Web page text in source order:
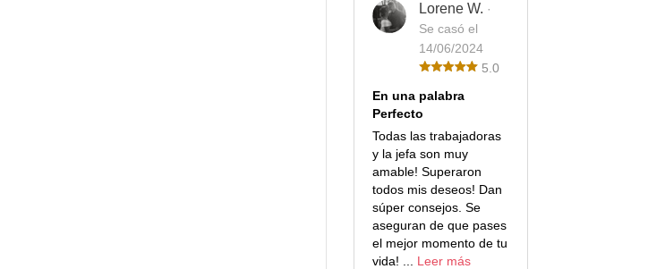
Lorene W. ·
Se casó el
14/06/2024
5.0
En una palabra
Perfecto
Todas las trabajadoras
y la jefa son muy
amable! Superaron
todos mis deseos! Dan
súper consejos. Se
aseguran de que pases
el mejor momento de tu
vida! ... Leer más